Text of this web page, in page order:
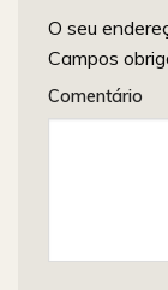
O seu
Campos
Comentário